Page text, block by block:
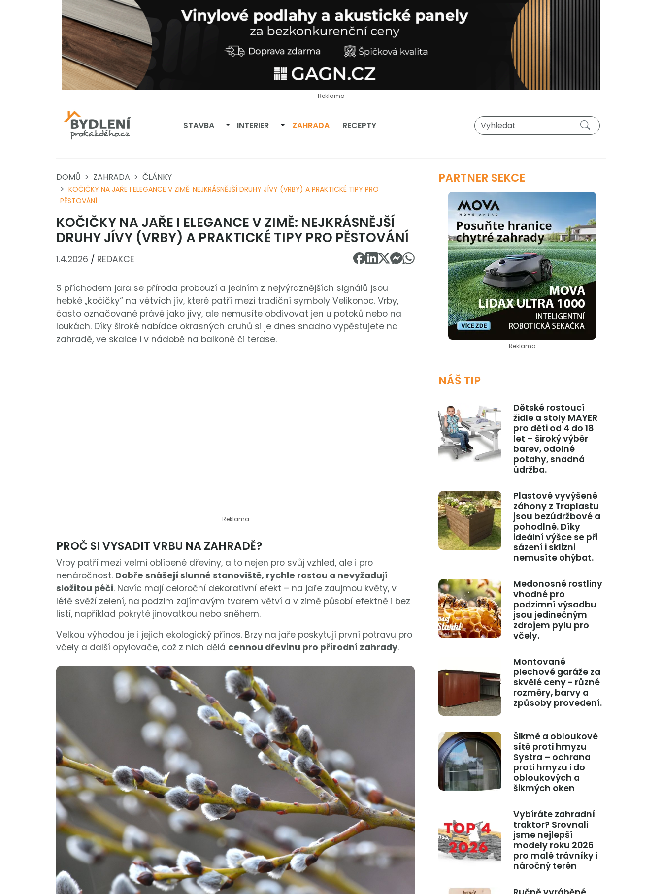
Reklama
STAVBA Přepnout dropdown
INTERIER Přepnout dropdown
ZAHRADA RECEPTY
DOMŮ ZAHRADA ČLÁNKY
KOČIČKY NA JAŘE I ELEGANCE V ZIMĚ: NEJKRÁSNĚJŠÍ DRUHY JÍVY (VRBY) A PRAKTICKÉ TIPY PRO
PĚSTOVÁNÍ
KOČIČKY NA JAŘE I ELEGANCE V ZIMĚ: NEJKRÁSNĚJŠÍ
DRUHY JÍVY (VRBY) A PRAKTICKÉ TIPY PRO PĚSTOVÁNÍ
1.4.2026 / REDAKCE
S příchodem jara se příroda probouzí a jedním z nejvýraznějších signálů jsou
hebké „kočičky“ na větvích jív, které patří mezi tradiční symboly Velikonoc. Vrby,
často označované právě jako jívy, ale nemusíte obdivovat jen u potoků nebo na
loukách. Díky široké nabídce okrasných druhů si je dnes snadno vypěstujete na
zahradě, ve skalce i v nádobě na balkoně či terase.
Reklama
PROČ SI VYSADIT VRBU NA ZAHRADĚ?
Vrby patří mezi velmi oblíbené dřeviny, a to nejen pro svůj vzhled, ale i pro
nenáročnost. Dobře snášejí slunné stanoviště, rychle rostou a nevyžadují
složitou péči. Navíc mají celoroční dekorativní efekt – na jaře zaujmou květy, v
létě svěží zelení, na podzim zajímavým tvarem větví a v zimě působí efektně i bez
listí, například pokryté jinovatkou nebo sněhem.
Velkou výhodou je i jejich ekologický přínos. Brzy na jaře poskytují první potravu pro
včely a další opylovače, což z nich dělá cennou dřevinu pro přírodní zahrady.
PARTNER SEKCE
Reklama
NÁŠ TIP
Dětské rostoucí
židle a stoly MAYER
pro děti od 4 do 18
let – široký výběr
barev, odolné
potahy, snadná
údržba.
Plastové vyvýšené
záhony z Traplastu
jsou bezúdržbové a
pohodlné. Díky
ideální výšce se při
sázení i sklizni
nemusíte ohýbat.
Medonosné rostliny
vhodné pro
podzimní výsadbu
jsou jedinečným
zdrojem pylu pro
včely.
Montované
plechové garáže za
skvělé ceny - různé
rozměry, barvy a
způsoby provedení.
Šikmé a obloukové
sítě proti hmyzu
Systra – ochrana
proti hmyzu i do
obloukových a
šikmých oken
Vybíráte zahradní
traktor? Srovnali
jsme nejlepší
modely roku 2026
pro malé trávníky i
náročný terén